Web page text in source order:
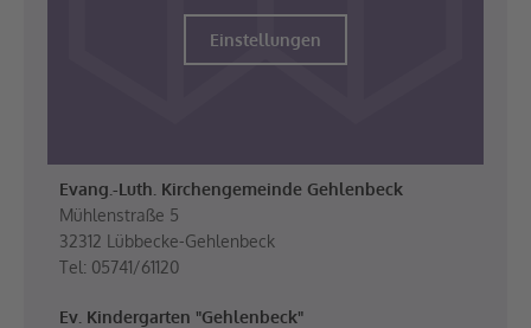
Einstellungen
Evang.-Luth. Kirchengemeinde Gehlenbeck
Mühlenstraße 5
32312 Lübbecke-Gehlenbeck
Tel: 05741/61120
Ev. Kindergarten "Gehlenbeck"